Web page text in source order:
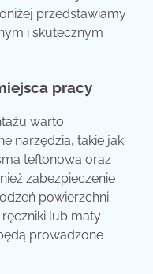
przedstawiamy
i skutecznym
pracy
warto
narzędzia, takie jak
teflonowa oraz
zabezpieczenie
powierzchni
ręczniki lub maty
prowadzone